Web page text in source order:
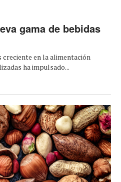
gama de bebidas
en la alimentación
ha impulsado...